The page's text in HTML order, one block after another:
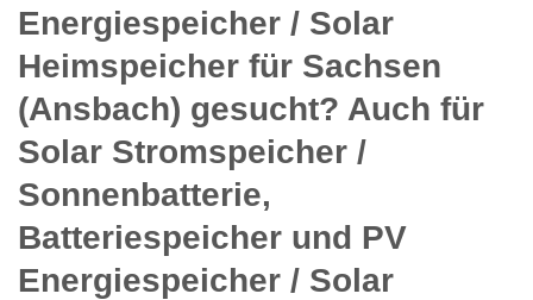
Energiespeicher / Solar
Heimspeicher für Sachsen
(Ansbach) gesucht? Auch für
Solar Stromspeicher /
Sonnenbatterie,
Batteriespeicher und PV
Energiespeicher / Solar